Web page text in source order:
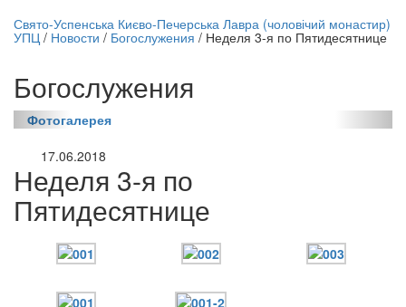
трансляция | 12 сентября
Свято-Успенська Києво-Печерська Лавра (чоловічий монастир)
УПЦ / Новости / Богослужения / Неделя 3-я по Пятидесятнице
Богослужения
Фотогалерея
17.06.2018
Неделя 3-я по
Пятидесятнице